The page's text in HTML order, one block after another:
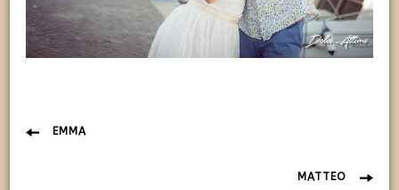
Navigazione
EMMA
MATTEO